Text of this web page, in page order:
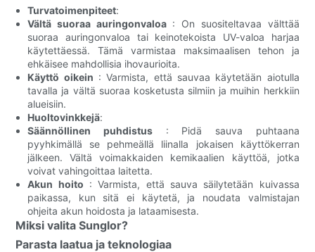
Turvatoimenpiteet:
Vältä suoraa auringonvaloa: On suositeltavaa välttää
suoraa auringonvaloa tai keinotekoista UV-valoa harjaa
käytettäessä. Tämä varmistaa maksimaalisen tehon ja
ehkäisee mahdollisia ihovaurioita.
Käyttö oikein : Varmista, että sauvaa käytetään aiotulla
tavalla ja vältä suoraa kosketusta silmiin ja muihin herkkiin
alueisiin.
Huoltovinkkejä:
Säännöllinen puhdistus: Pidä sauva puhtaana
pyyhkimällä se pehmeällä liinalla jokaisen käyttökerran
jälkeen. Vältä voimakkaiden kemikaalien käyttöä, jotka
voivat vahingoittaa laitetta.
Akun hoito : Varmista, että sauva säilytetään kuivassa
paikassa, kun sitä ei käytetä, ja noudata valmistajan
ohjeita akun hoidosta ja lataamisesta.
Miksi valita Sunglor?
Parasta laatua ja teknologiaa